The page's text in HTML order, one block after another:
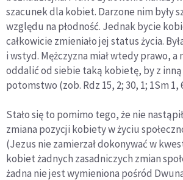
szacunek dla kobiet. Darzone nim były
względu na płodność. Jednak bycie
całkowicie zmieniało jej status życia.
i wstyd. Mężczyzna miał wtedy prawo,
oddalić od siebie taką kobietę, by z
potomstwo (zob. Rdz 15, 2; 30, 1; 1Sm 1,
Stało się to pomimo tego, że nie
zmiana pozycji kobiety w życiu
(Jezus nie zamierzał dokonywać w
kobiet żadnych zasadniczych zmian
żadna nie jest wymieniona pośród